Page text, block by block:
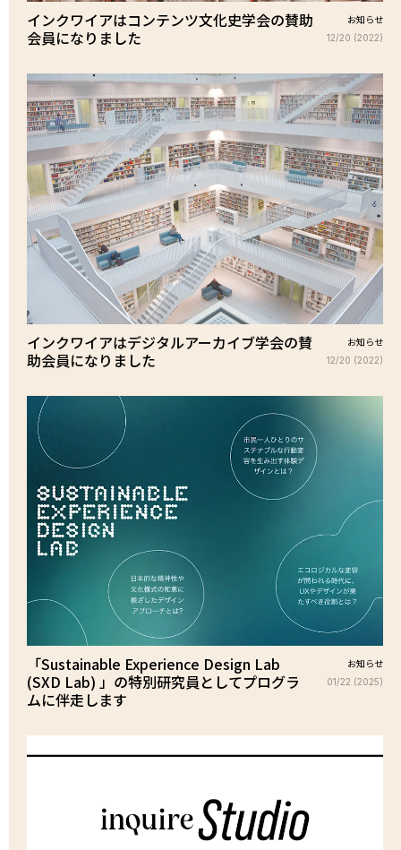
インクワイアはコンテンツ文化史学会の賛助
会員になりました
お知らせ
12/20 (2022)
インクワイアはデジタルアーカイブ学会の賛
助会員になりました
お知らせ
12/20 (2022)
「Sustainable Experience Design Lab
(SXD Lab) 」の特別研究員としてプログラ
ムに伴走します
お知らせ
01/22 (2025)